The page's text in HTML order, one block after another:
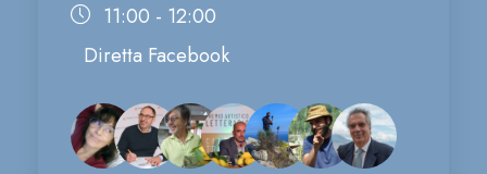
11:00 - 12:00
Diretta Facebook